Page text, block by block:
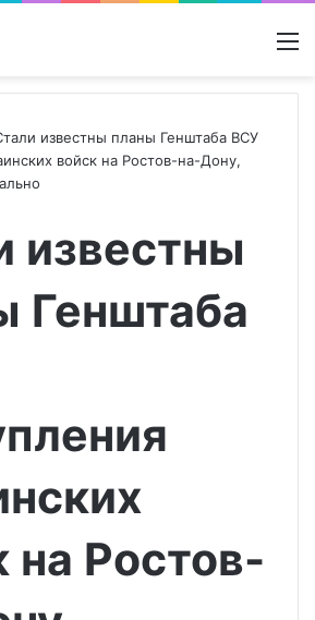
Поиск
Switch
известны планы Генштаба ВСУ
войск на Ростов-на-Дону,
известны
Генштаба
на Ростов-